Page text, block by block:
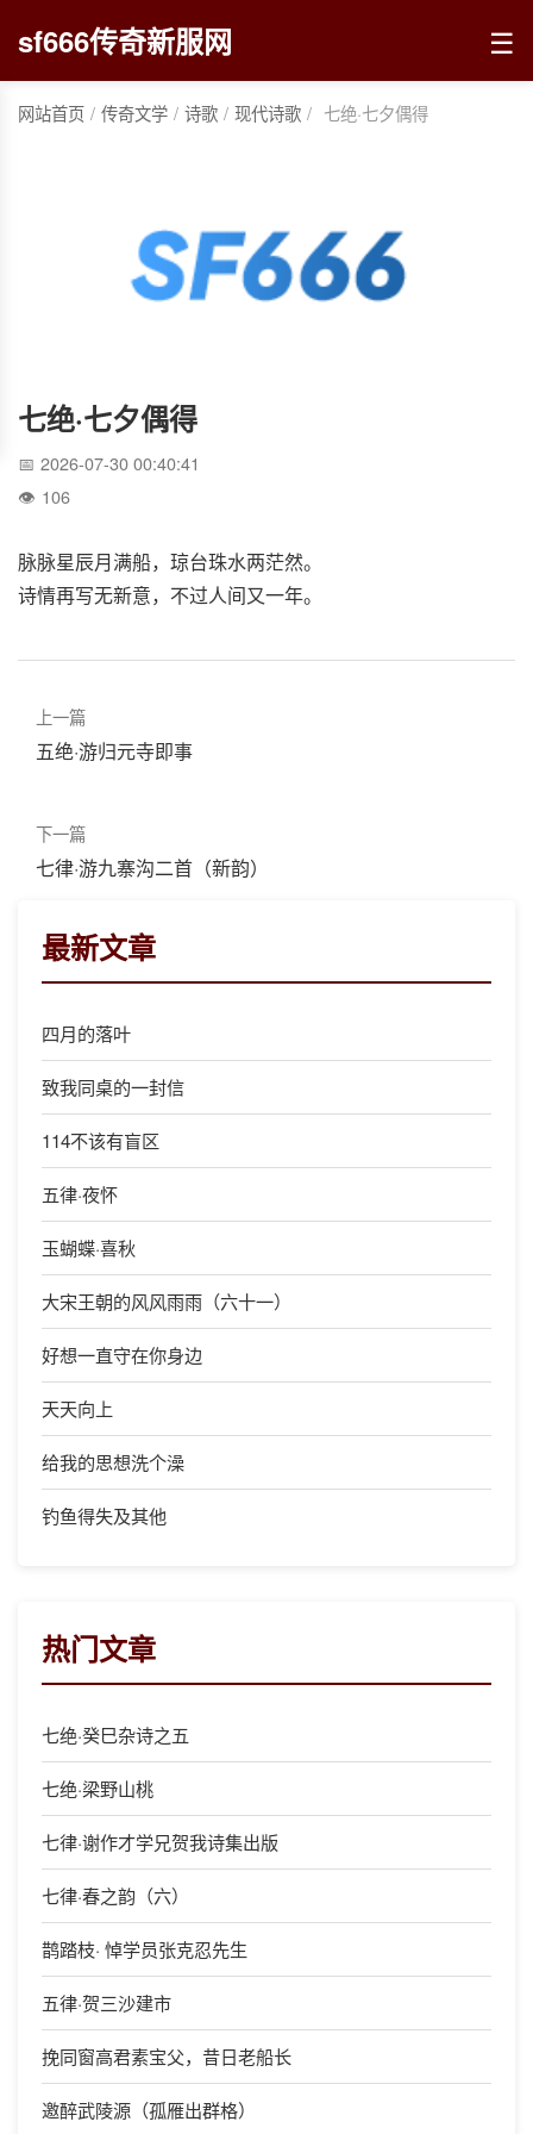
sf666传奇新服网 ☰
网站首页 / 传奇文学 / 诗歌 / 现代诗歌 / 七绝·七夕偶得
七绝·七夕偶得
2026-07-30 00:40:41
106
脉脉星辰月满船，琼台珠水两茫然。
诗情再写无新意，不过人间又一年。
上一篇
五绝·游归元寺即事
下一篇
七律·游九寨沟二首（新韵）
最新文章
四月的落叶
致我同桌的一封信
114不该有盲区
五律·夜怀
玉蝴蝶·喜秋
大宋王朝的风风雨雨（六十一）
好想一直守在你身边
天天向上
给我的思想洗个澡
钓鱼得失及其他
热门文章
七绝·癸巳杂诗之五
七绝·梁野山桃
七律·谢作才学兄贺我诗集出版
七律·春之韵（六）
鹊踏枝· 悼学员张克忍先生
五律·贺三沙建市
挽同窗高君素宝父，昔日老船长
邀醉武陵源（孤雁出群格）